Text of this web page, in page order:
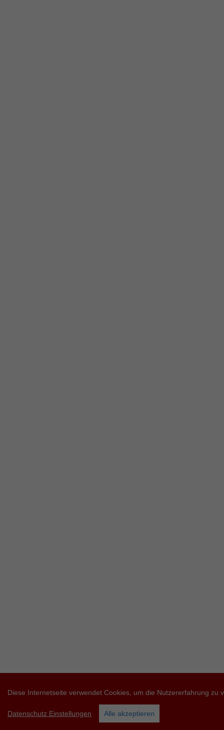
Diese Internetseite verwendet Cookies, um die Nutzererfahrung
Datenschutz Einstellungen Alle akzeptieren